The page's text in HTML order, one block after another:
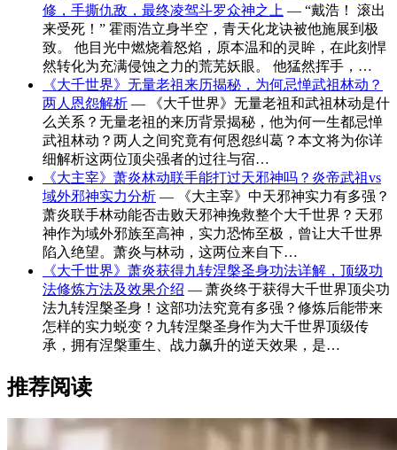
修，手撕仇敌，最终凌驾斗罗众神之上 — “戴浩！ 滚出
来受死！” 霍雨浩立身半空，青天化龙诀被他施展到极
致。 他目光中燃烧着怒焰，原本温和的灵眸，在此刻悍
然转化为充满侵蚀之力的荒芜妖眼。 他猛然挥手，…
《大千世界》无量老祖来历揭秘，为何忌惮武祖林动？
两人恩怨解析 — 《大千世界》无量老祖和武祖林动是什
么关系？无量老祖的来历背景揭秘，他为何一生都忌惮
武祖林动？两人之间究竟有何恩怨纠葛？本文将为你详
细解析这两位顶尖强者的过往与宿…
《大主宰》萧炎林动联手能打过天邪神吗？炎帝武祖vs
域外邪神实力分析 — 《大主宰》中天邪神实力有多强？
萧炎联手林动能否击败天邪神挽救整个大千世界？天邪
神作为域外邪族至高神，实力恐怖至极，曾让大千世界
陷入绝望。萧炎与林动，这两位来自下…
《大千世界》萧炎获得九转涅槃圣身功法详解，顶级功
法修炼方法及效果介绍 — 萧炎终于获得大千世界顶尖功
法九转涅槃圣身！这部功法究竟有多强？修炼后能带来
怎样的实力蜕变？九转涅槃圣身作为大千世界顶级传
承，拥有涅槃重生、战力飙升的逆天效果，是…
推荐阅读